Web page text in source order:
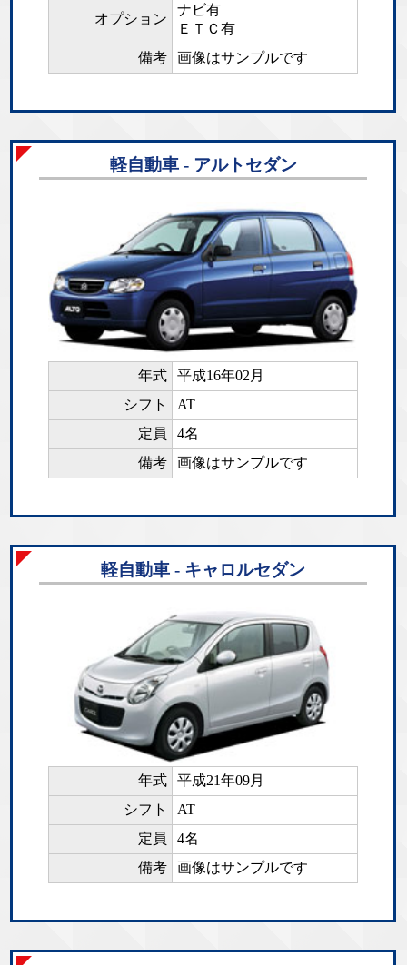
オプション
ナビ有
ＥＴＣ有
備考
画像はサンプルです
軽自動車 - アルトセダン
年式
平成16年02月
シフト
AT
定員
4名
備考
画像はサンプルです
軽自動車 - キャロルセダン
年式
平成21年09月
シフト
AT
定員
4名
備考
画像はサンプルです